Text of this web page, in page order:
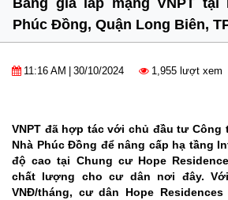
Bảng giá lắp mạng VNPT tại
Phúc Đồng, Quận Long Biên,
11:16 AM 30/10/2024 1,955 lượt xem
VNPT đã hợp tác với chủ đầu tư Công
Nhà Phúc Đồng để nâng cấp hạ tầng
độ cao tại Chung cư Hope
chất lượng cho cư dân nơi đây.
VNĐ/tháng, cư dân Hope